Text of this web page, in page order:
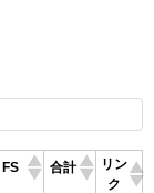
FS 合計
リン
ク